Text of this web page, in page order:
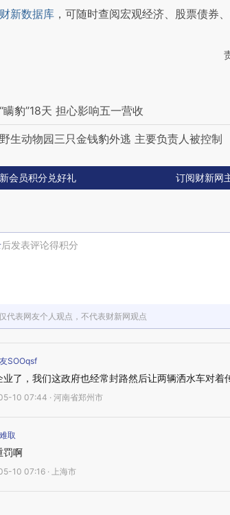
财新数据库 ，可随时查阅宏观经济、股票债券
豹”18天 担心影响五一营收
生动物园三只金钱豹外逃 主要负责人被控制
会员积分兑好礼 订阅财新网
后发表评论得积分
代表网友个人观点，不代表财新网观点
SOOqsf
业了，我们这政府也经常封路然后让两辆洒水车对着
10 07:44 · 河南省郑州市
取
罚啊
10 07:16 · 上海市